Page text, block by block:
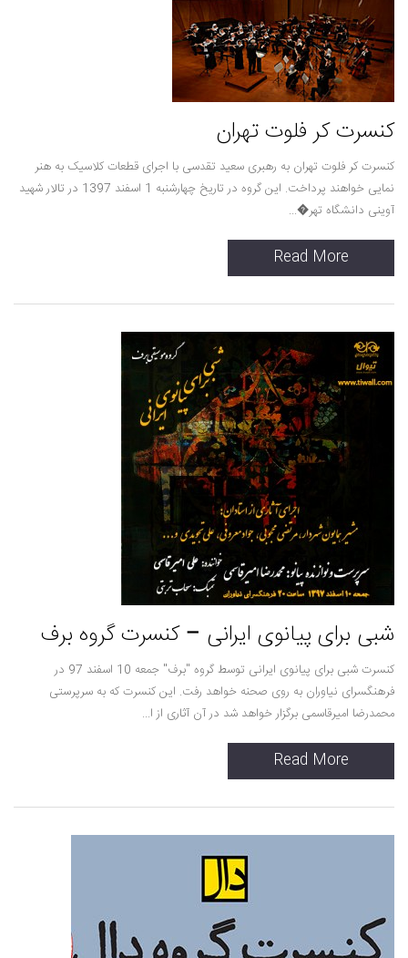
کنسرت کر فلوت تهران
کنسرت کر فلوت تهران به رهبری سعید تقدسی با اجرای قطعات کلاسیک به هنر
نمایی خواهند پرداخت. این گروه در تاریخ چهارشنبه 1 اسفند 1397 در تالار شهید
آوینی دانشگاه تهر�...
Read More
شبی برای پیانوی ایرانی – کنسرت گروه برف
کنسرت شبی برای پیانوی ایرانی توسط گروه "برف" جمعه 10 اسفند 97 در
فرهنگسرای نیاوران به روی صحنه خواهد رفت. این کنسرت که به سرپرستی
محمدرضا امیرقاسمی برگزار خواهد شد در آن آثاری از ا...
Read More